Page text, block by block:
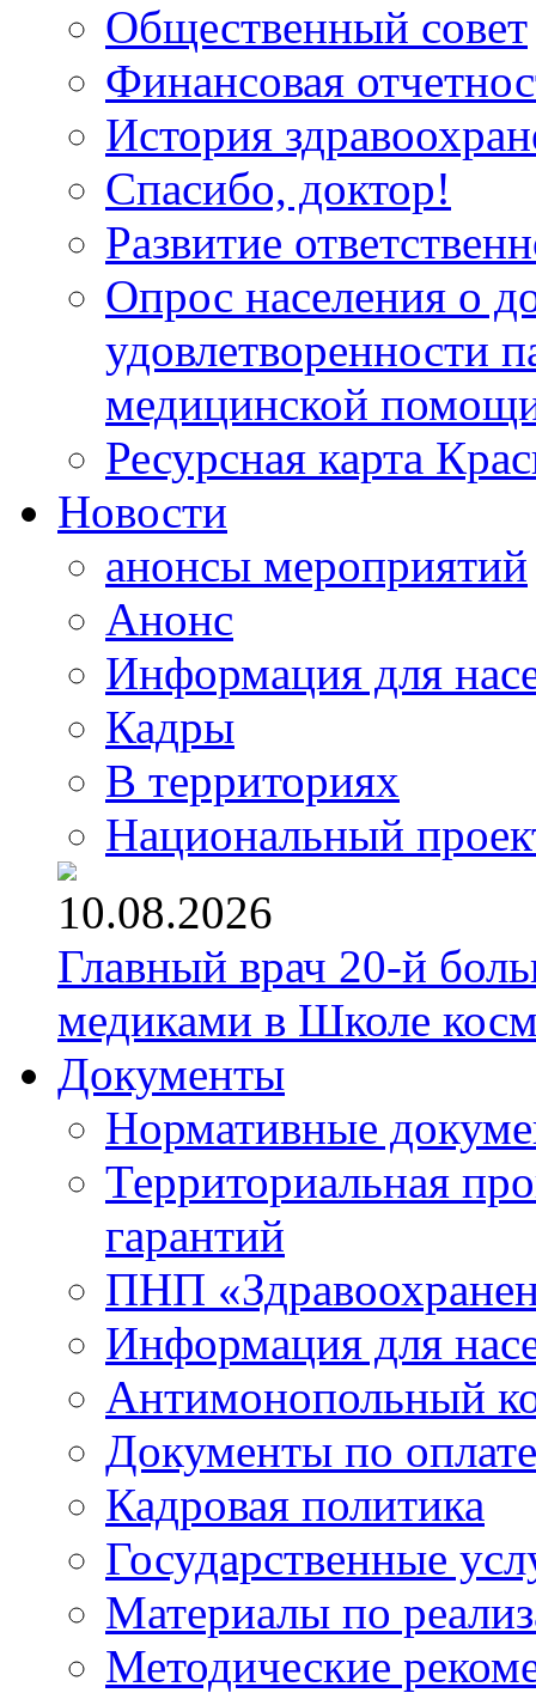
Общественный совет
Финансовая
История
Спасибо, доктор!
Развитие
Опрос населения о
удовлетворенности
медицинской
Ресурсная карта
Новости
анонсы мероприятий
Анонс
Информация для
Кадры
В территориях
Национальный
10.08.2026
Главный врач 20-й
медиками в Школе
Документы
Нормативные
Территориальная
гарантий
ПНП
Информация для
Антимонопольный
Документы по
Кадровая политика
Государственные
Материалы по
Методические